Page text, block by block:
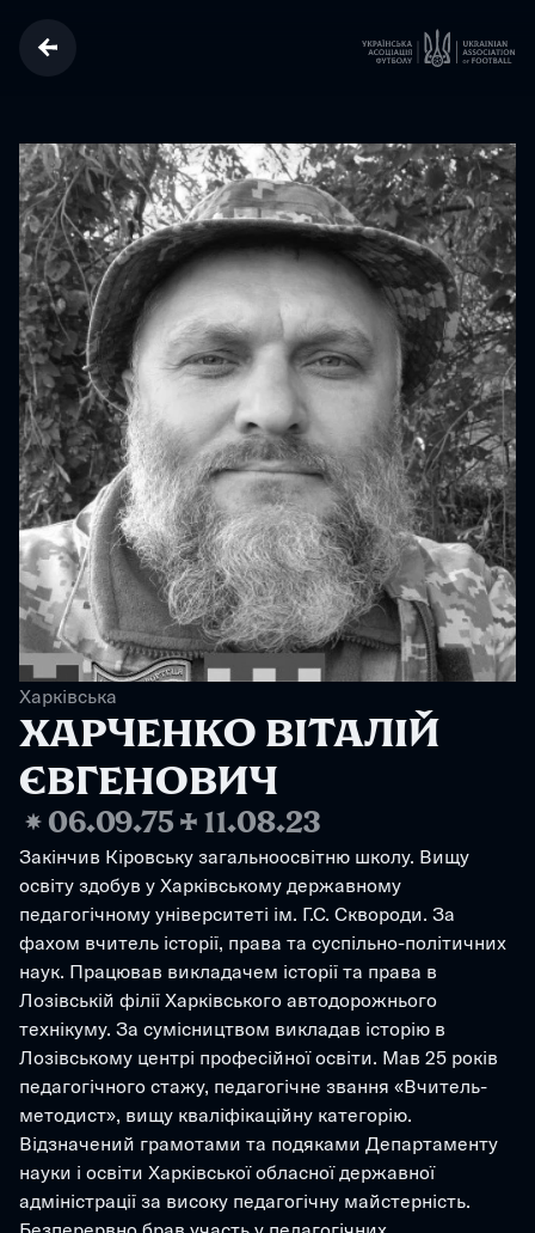
Харківська
ХАРЧЕНКО ВІТАЛІЙ
ЄВГЕНОВИЧ
❋ 06.09.75 ✢ 11.08.23
Закінчив Кіровську загальноосвітню школу. Вищу
освіту здобув у Харківському державному
педагогічному університеті ім. Г.С. Сквороди. За
фахом вчитель історії, права та суспільно-політичних
наук. Працював викладачем історії та права в
Лозівській філії Харківського автодорожнього
технікуму. За сумісництвом викладав історію в
Лозівському центрі професійної освіти. Мав 25 років
педагогічного стажу, педагогічне звання «Вчитель-
методист», вищу кваліфікаційну категорію.
Відзначений грамотами та подяками Департаменту
науки і освіти Харківської обласної державної
адміністрації за високу педагогічну майстерність.